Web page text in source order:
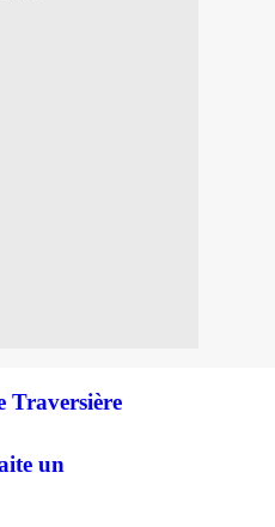
Traversière
un